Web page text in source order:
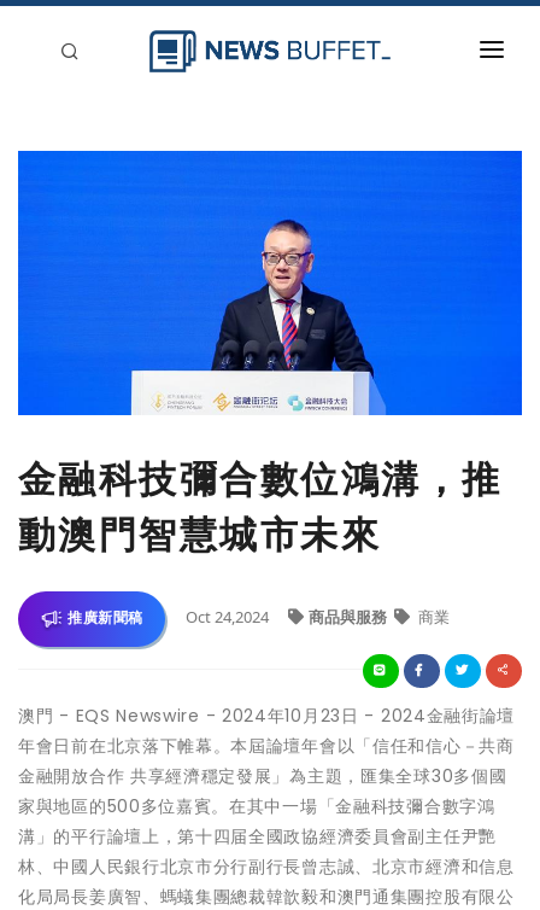
金融科技彌合數位鴻溝，推
動澳門智慧城市未來
推廣新聞稿 Oct 24,2024 商品與服務 商業
澳門 - EQS Newswire - 2024年10月23日 - 2024金融街論壇
年會日前在北京落下帷幕。本屆論壇年會以「信任和信心－共商
金融開放合作 共享經濟穩定發展」為主題，匯集全球30多個國
家與地區的500多位嘉賓。在其中一場「金融科技彌合數字鴻
溝」的平行論壇上，第十四届全國政協經濟委員會副主任尹艷
林、中國人民銀行北京市分行副行長曾志誠、北京市經濟和信息
化局局長姜廣智、螞蟻集團總裁韓歆毅和澳門通集團控股有限公